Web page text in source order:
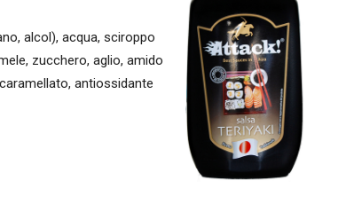
alcol), acqua, sciroppo
zucchero, aglio, amido
antiossidante